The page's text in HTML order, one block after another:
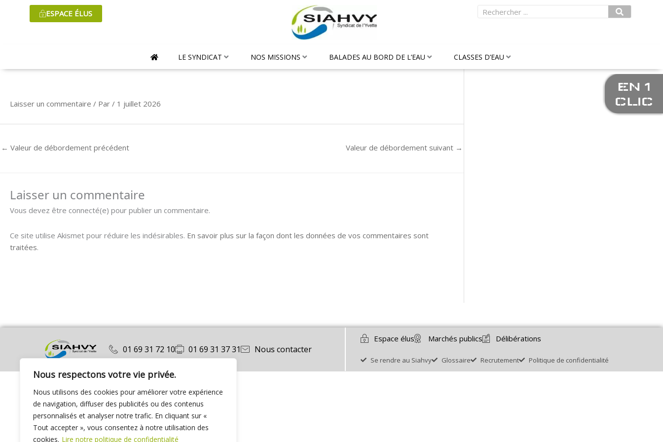
Nous respectons votre vie privée.
Nous utilisons des cookies pour améliorer votre expérience
de navigation, diffuser des publicités ou des contenus
personnalisés et analyser notre trafic. En cliquant sur «
Tout accepter », vous consentez à notre utilisation des
cookies. Lire notre politique de confidentialité
ESPACE ÉLUS Rechercher
LE SYNDICAT NOS MISSIONS BALADES AU BORD DE L’EAU CLASSES D’EAU
Laisser un commentaire / Par / 1 juillet 2026
← Valeur de débordement précédent Valeur de débordement suivant →
Laisser un commentaire
Vous devez être connecté(e) pour publier un commentaire.
Ce site utilise Akismet pour réduire les indésirables. En savoir plus sur la façon dont les données de vos commentaires sont
traitées.
01 69 31 72 10 01 69 31 37 31 Nous contacter
Espace élus Marchés publics Délibérations
Se rendre au Siahvy Glossaire Recrutement Politique de confidentialité
EN 1
CLIC